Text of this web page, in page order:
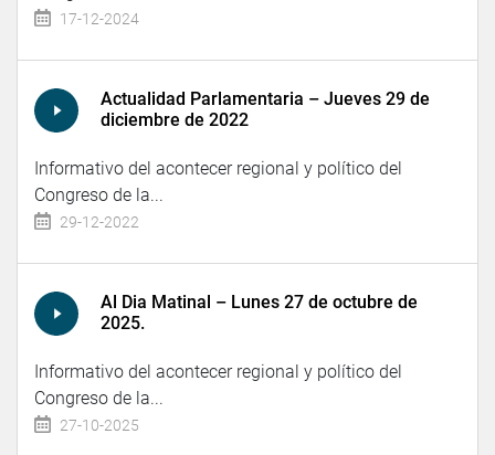
17-12-2024
Actualidad Parlamentaria – Jueves 29 de
diciembre de 2022
Informativo del acontecer regional y político del
Congreso de la...
29-12-2022
Al Dia Matinal – Lunes 27 de octubre de
2025.
Informativo del acontecer regional y político del
Congreso de la...
27-10-2025